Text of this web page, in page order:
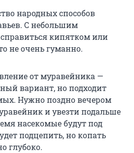
народных способов
С небольшим
кипятком или
не очень гуманно.
от муравейника —
вариант, но подходит
Нужно поздно вечером
и увезти подальше
насекомые будут под
подцепить, но копать
глубоко.